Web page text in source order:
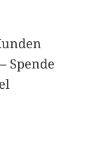
Spende